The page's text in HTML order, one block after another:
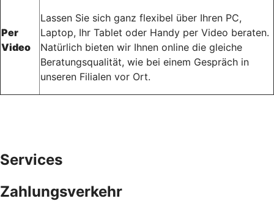
Per
Video
Lassen Sie sich ganz flexibel über Ihren PC,
Laptop, Ihr Tablet oder Handy per Video beraten.
Natürlich bieten wir Ihnen online die gleiche
Beratungsqualität, wie bei einem Gespräch in
unseren Filialen vor Ort.
Services
Zahlungsverkehr